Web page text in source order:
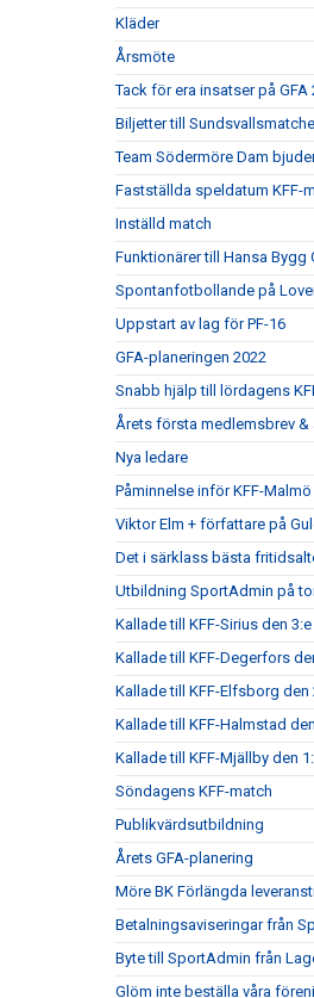
Kläder
Årsmöte
Tack för era insatser på GFA
Biljetter till
Team Södermöre Dam
Fastställda speldatum KFF-
Inställd match
Funktionärer till Hansa Bygg
Spontanfotbollande på
Uppstart av lag för PF-16
GFA-planeringen 2022
Snabb hjälp till lördagens
Årets första medlemsbrev &
Nya ledare
Påminnelse inför KFF-
Viktor Elm + författare på
Det i särklass bästa
Utbildning SportAdmin på
Kallade till KFF-Sirius den
Kallade till KFF-Degerfors
Kallade till KFF-Elfsborg den
Kallade till KFF-Halmstad
Kallade till KFF-Mjällby den
Söndagens KFF-match
Publikvärdsutbildning
Årets GFA-planering
Möre BK Förlängda
Betalningsaviseringar från
Byte till SportAdmin från
Glöm inte beställa våra